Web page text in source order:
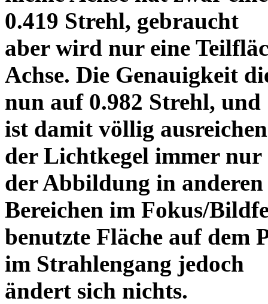
0.419 Strehl, gebraucht
aber wird nur eine
Achse. Die Genauigkeit
nun auf 0.982 Strehl, und
ist damit völlig
der Lichtkegel immer nur
der Abbildung in anderen
Bereichen im Fokus/
benutzte Fläche auf dem
im Strahlengang jedoch
ändert sich nichts.